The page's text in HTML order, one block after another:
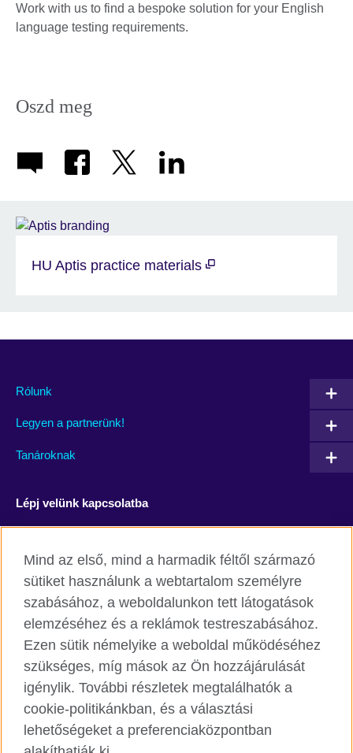
Work with us to find a bespoke solution for your English
language testing requirements.
Oszd meg
HU Aptis practice materials
Rólunk
Legyen a partnerünk!
Tanároknak
Lépj velünk kapcsolatba
Instagram Blog
RSS TikTok
British Council világszerte
Adatvédelmi szabályzat
Cookie
Mind az első, mind a harmadik féltől származó
sütiket használunk a webtartalom személyre
szabásához, a weboldalunkon tett látogatások
elemzéséhez és a reklámok testreszabásához.
Ezen sütik némelyike a weboldal működéséhez
szükséges, míg mások az Ön hozzájárulását
igénylik. További részletek megtalálhatók a
cookie-politikánkban, és a választási
lehetőségeket a preferenciaközpontban